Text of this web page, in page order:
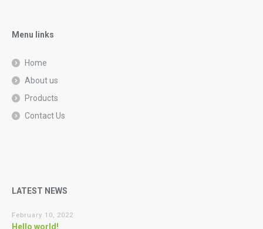
Menu links
Home
About us
Products
Contact Us
LATEST NEWS
February 10, 2022
Hello world!